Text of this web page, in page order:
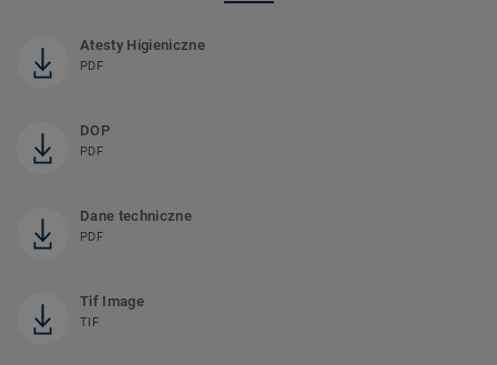
Atesty Higieniczne
PDF
DOP
PDF
Dane techniczne
PDF
Tif Image
TIF